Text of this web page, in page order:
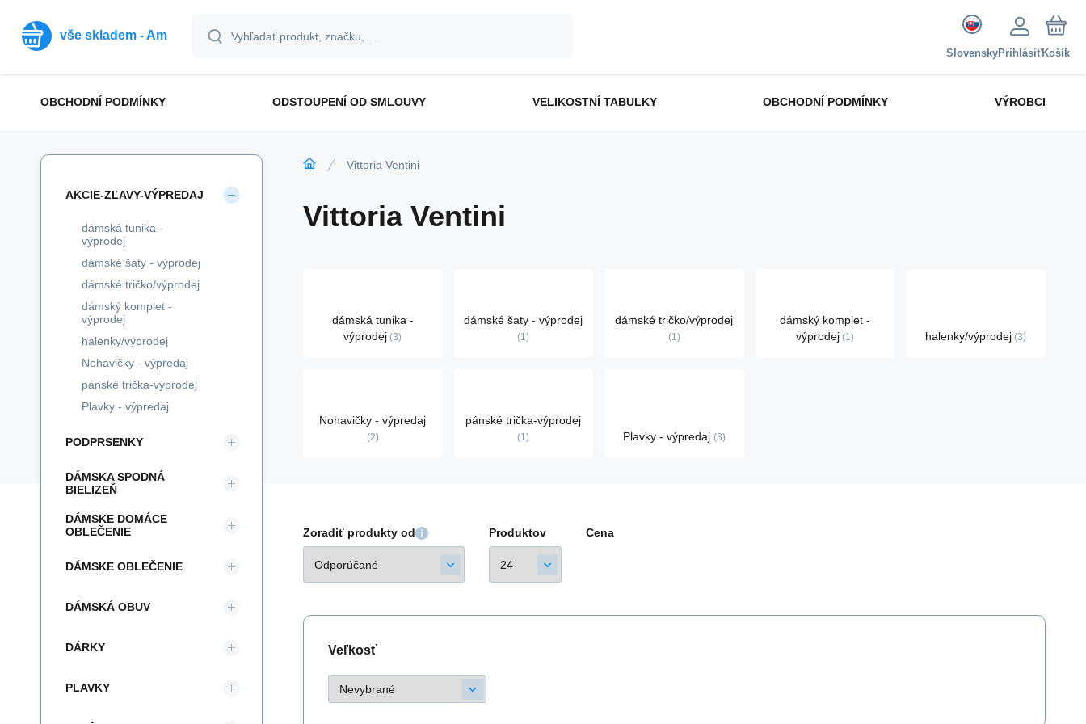
vše skladem - Am
SlovenskyPrihlásiťKošík
OBCHODNÍ PODMÍNKY ODSTOUPENÍ OD SMLOUVY VELIKOSTNÍ TABULKY OBCHODNÍ PODMÍNKY VÝROBCI
Vittoria Ventini
Vittoria Ventini
dámská tunika -
výprodej 3
dámské šaty - výprodej
1
dámské tričko/výprodej
1
dámský komplet -
výprodej 1 halenky/výprodej 3
Nohavičky - výpredaj
2
pánské trička-výprodej
1 Plavky - výpredaj 3
Zoradiť produkty od Produktov Cena
Veľkosť
AKCIE-ZĽAVY-VÝPREDAJ
dámská tunika -
výprodej
dámské šaty - výprodej
dámské tričko/výprodej
dámský komplet -
výprodej
halenky/výprodej
Nohavičky - výpredaj
pánské trička-výprodej
Plavky - výpredaj
PODPRSENKY
DÁMSKA SPODNÁ
BIELIZEŇ
DÁMSKE DOMÁCE
OBLEČENIE
DÁMSKE OBLEČENIE
DÁMSKÁ OBUV
DÁRKY
PLAVKY